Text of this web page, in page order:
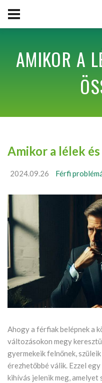
AMIKOR A
Amikor a lélek
2024.09.26 Férfi
Ahogy a férfiak belépnek a
változásokon megy
gyermekeik felnőnek,
érezhetőbbé válik. Ezzel
kihívás jelenik meg, amelyet